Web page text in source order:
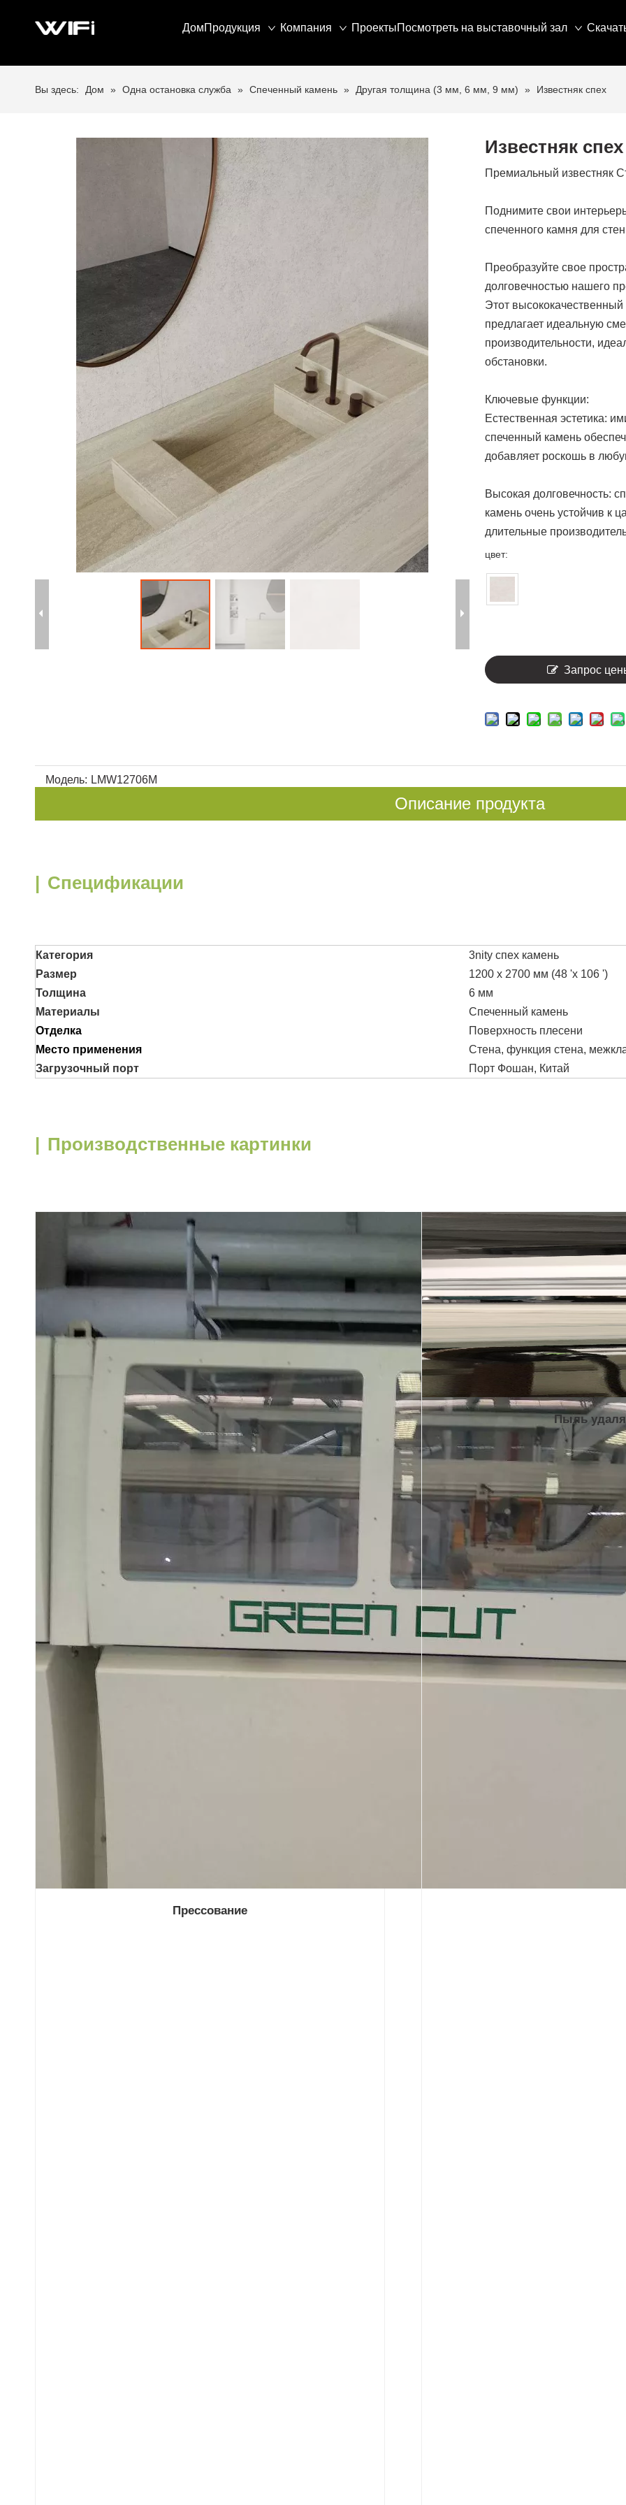
ДомПродукция Компания ПроектыПосмотреть на выставочный зал
Вы здесь: Дом » Одна остановка служба » Спеченный камень » Другая толщина (3 мм, 6 мм, 9 мм) » Известняк спех
Известняк спех
Премиальный известняк
Поднимите свои
спеченного камня для стен
Преобразуйте свое
долговечностью нашего
Этот
предлагает идеальную
производительности,
обстановки.
Ключевые функции:
Естественная эстетика:
спеченный камень
добавляет роскошь в
Высокая долговечность:
камень очень устойчив к
длительные
цвет:
Запрос
Модель: LMW12706M
Описание продукта
| Спецификации
Категория
3nity спех камень
Размер
1200 x 2700 мм (48 'x 106 ')
Толщина
6 мм
Материалы
Спеченный камень
Отделка
Поверхность плесени
Место применения
Стена, функция стена,
Загрузочный порт
Порт Фошан, Китай
| Производственные картинки
Прессование
Пыль